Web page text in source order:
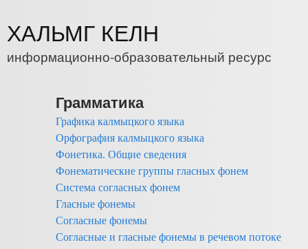
ХАЛЬМГ КЕЛН
информационно-образовательный ресурс
Грамматика
Графика калмыцкого языка
Орфография калмыцкого языка
Фонетика. Общие сведения
Фонематические группы гласных фонем
Система согласных фонем
Гласные фонемы
Согласные фонемы
Согласные и гласные фонемы в речевом потоке